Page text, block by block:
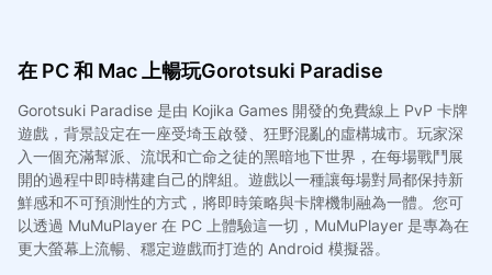
在 PC 和 Mac 上暢玩Gorotsuki Paradise
Gorotsuki Paradise 是由 Kojika Games 開發的免費線上 PvP 卡牌
遊戲，背景設定在一座受埼玉啟發、狂野混亂的虛構城市。玩家深
入一個充滿幫派、流氓和亡命之徒的黑暗地下世界，在每場戰鬥展
開的過程中即時構建自己的牌組。遊戲以一種讓每場對局都保持新
鮮感和不可預測性的方式，將即時策略與卡牌機制融為一體。您可
以透過 MuMuPlayer 在 PC 上體驗這一切，MuMuPlayer 是專為在
更大螢幕上流暢、穩定遊戲而打造的 Android 模擬器。